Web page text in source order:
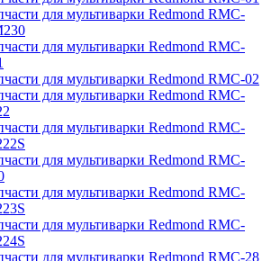
для мультиварки Redmond RMC-
для мультиварки Redmond RMC-
для мультиварки Redmond RMC-02
для мультиварки Redmond RMC-
для мультиварки Redmond RMC-
для мультиварки Redmond RMC-
для мультиварки Redmond RMC-
для мультиварки Redmond RMC-
для мультиварки Redmond RMC-28